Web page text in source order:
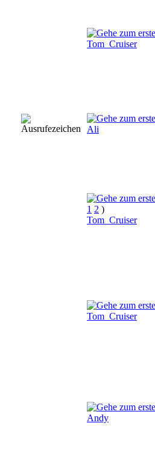
Tom_Cruiser
Ali
1 2 )
Tom_Cruiser
Tom_Cruiser
Andy